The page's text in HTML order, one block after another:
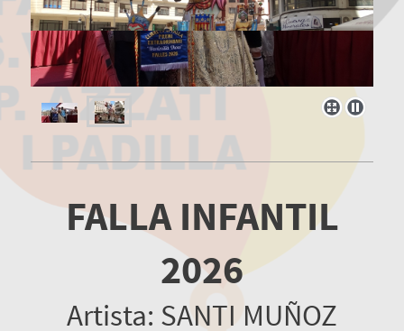
FALLA INFANTIL
2026
Artista: SANTI MUÑOZ